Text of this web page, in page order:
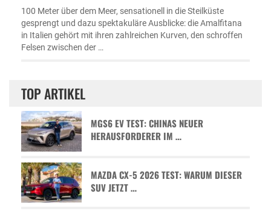
100 Meter über dem Meer, sensationell in die Steilküste
gesprengt und dazu spektakuläre Ausblicke: die Amalfitana
in Italien gehört mit ihren zahlreichen Kurven, den schroffen
Felsen zwischen der …
TOP ARTIKEL
MGS6 EV TEST: CHINAS NEUER
HERAUSFORDERER IM …
MAZDA CX-5 2026 TEST: WARUM DIESER
SUV JETZT …